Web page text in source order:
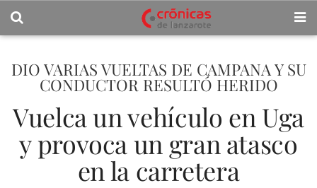
DIO VARIAS VUELTAS DE CAMPANA Y SU
CONDUCTOR RESULTÓ HERIDO
Vuelca un vehículo en Uga
y provoca un gran atasco
en la carretera